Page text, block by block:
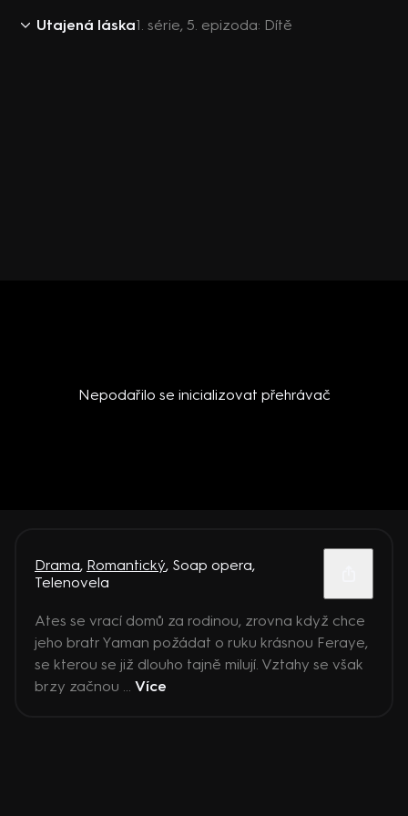
Utajená láska1. série, 5. epizoda: Dítě
Nepodařilo se inicializovat přehrávač
Drama, Romantický, Soap opera,
Telenovela
Ates se vrací domů za rodinou, zrovna když chce
jeho bratr Yaman požádat o ruku krásnou Feraye,
se kterou se již dlouho tajně milují. Vztahy se však
brzy začnou ... Více